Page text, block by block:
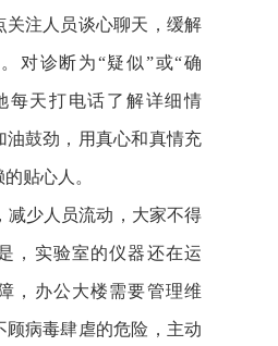
关注人员谈心聊天，缓解
对诊断为“疑似”或“确
每天打电话了解详细情
油鼓劲，用真心和真情充
贴心人。
减少人员流动，大家不得
，实验室的仪器还在运
，办公大楼需要管理维
顾病毒肆虐的危险，主动